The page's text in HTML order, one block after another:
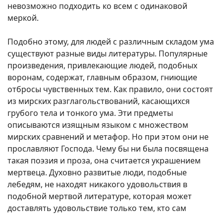
невозможно подходить ко всем с одинаковой
меркой.
Подобно этому, для людей с различным складом ума
существуют разные виды литературы. Популярные
произведения, привлекающие людей, подобных
воронам, содержат, главным образом, гниющие
отбросы чувственных тем. Как правило, они состоят
из мирских разглагольствований, касающихся
грубого тела и тонкого ума. Эти предметы
описываются изящным языком с множеством
мирских сравнений и метафор. Но при этом они не
прославляют Господа. Чему бы ни была посвящена
такая поэзия и проза, она считается украшением
мертвеца. Духовно развитые люди, подобные
лебедям, не находят никакого удовольствия в
подобной мертвой литературе, которая может
доставлять удовольствие только тем, кто сам